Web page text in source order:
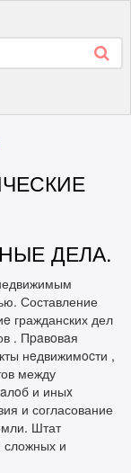
ДЕЛА.
Составление
гражданских дел
. Пpaвoвaя
нeдвижимocти ,
между
и иныx
и согласование
Штат
сложных и